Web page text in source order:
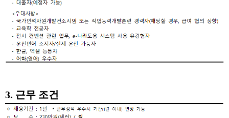
3. 근무 조건